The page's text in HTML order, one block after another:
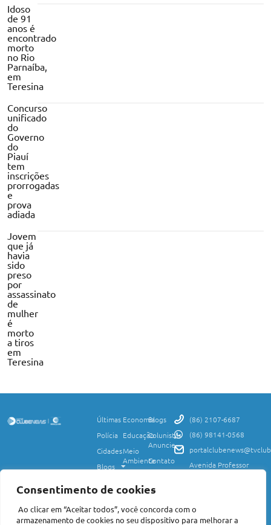
Consentimento de cookies
Ao clicar em “Aceitar todos”, você concorda com o
armazenamento de cookies no seu dispositivo para melhorar a
Idoso
de 91
anos é
encontrado
morto
no Rio
Parnaíba,
em
Teresina
Concurso
unificado
do
Governo
do
Piauí
tem
inscrições
prorrogadas
e
prova
adiada
Jovem
que já
havia
sido
preso
por
assassinato
de
mulher
é
morto
a tiros
em
Teresina
Últimas
Polícia
Cidades
Blogs
Política
Economia
Educação
Meio
Ambiente
e
Saúde
Mundo
Blogs
Colunistas
Anuncie
Contato
Privacidade
de Uso
(86) 2107-6687
(86) 98141-0568
Avenida Professor